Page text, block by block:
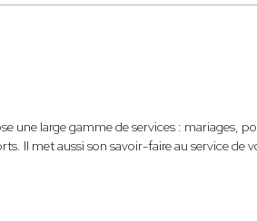
une large gamme de services : mariages,
Il met aussi son savoir-faire au service de